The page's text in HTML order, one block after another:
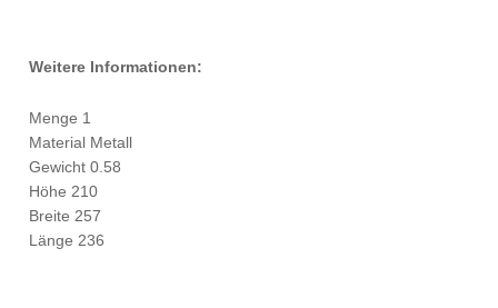
Weitere Informationen:
Menge 1
Material Metall
Gewicht 0.58
Höhe 210
Breite 257
Länge 236